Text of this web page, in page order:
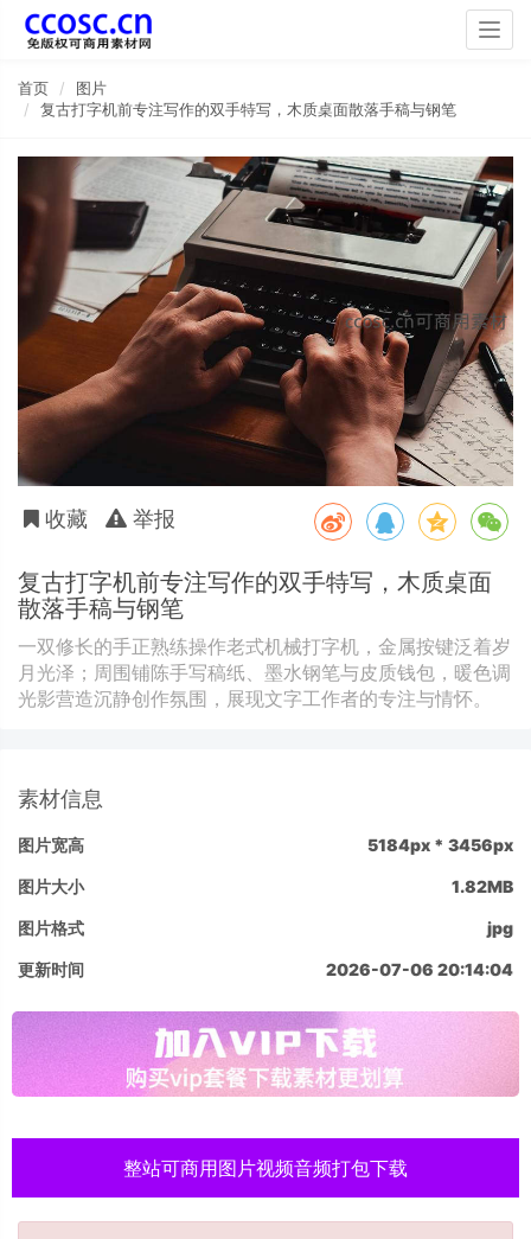
首页
图片
复古打字机前专注写作的双手特写，木质桌面散落手稿与钢笔
收藏 举报
复古打字机前专注写作的双手特写，木质桌面
散落手稿与钢笔
一双修长的手正熟练操作老式机械打字机，金属按键泛着岁
月光泽；周围铺陈手写稿纸、墨水钢笔与皮质钱包，暖色调
光影营造沉静创作氛围，展现文字工作者的专注与情怀。
素材信息
图片宽高 5184px * 3456px
图片大小 1.82MB
图片格式 jpg
更新时间 2026-07-06 20:14:04
整站可商用图片视频音频打包下载